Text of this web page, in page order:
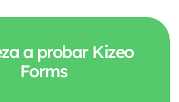
a probar Kizeo
Forms